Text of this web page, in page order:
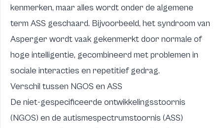
kenmerken, maar alles wordt onder de algemene
term ASS geschaard. Bijvoorbeeld, het syndroom van
Asperger wordt vaak gekenmerkt door normale of
hoge intelligentie, gecombineerd met problemen in
sociale interacties en repetitief gedrag.
Verschil tussen NGOS en ASS
De niet-gespecificeerde ontwikkelingsstoornis
(NGOS) en de autismespectrumstoornis (ASS)